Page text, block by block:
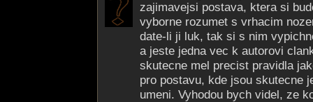
zajimavejsi postava, ktera si
vyborne rozumet s vrhacim
date-li ji luk, tak si s nim
a jeste jedna vec k autorovi
skutecne mel precist pravidla
pro postavu, kde jsou skutecne
umeni. Vyhodou bych videl, ze